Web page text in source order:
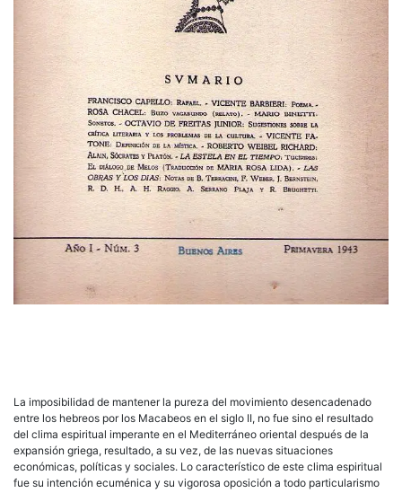
La imposibilidad de mantener la pureza del movimiento desencadenado
entre los hebreos por los Macabeos en el siglo II, no fue sino el resultado
del clima espiritual imperante en el Mediterráneo oriental después de la
expansión griega, resultado, a su vez, de las nuevas situaciones
económicas, políticas y sociales. Lo característico de este clima espiritual
fue su intención ecuménica y su vigorosa oposición a todo particularismo